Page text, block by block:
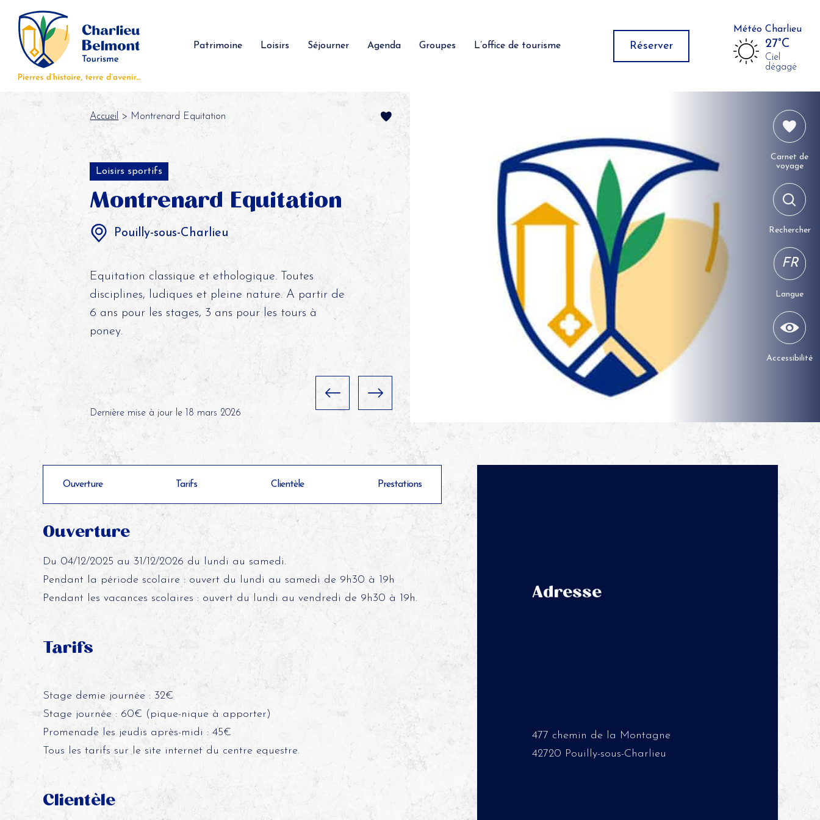
Patrimoine Loisirs Séjourner Agenda Groupes L’office de tourisme Réserver
Météo Charlieu
27°C
Ciel
dégagé
Carnet de
voyage
Rechercher
FR
Langue
Accessibilité
Accueil > Montrenard Equitation
Loisirs sportifs
Montrenard Equitation
Pouilly-sous-Charlieu
Equitation classique et ethologique. Toutes
disciplines, ludiques et pleine nature. A partir de
6 ans pour les stages, 3 ans pour les tours à
poney.
Dernière mise à jour le 18 mars 2026
Ouverture Tarifs Clientèle Prestations
Ouverture
Du 04/12/2025 au 31/12/2026 du lundi au samedi.
Pendant la période scolaire : ouvert du lundi au samedi de 9h30 à 19h
Pendant les vacances scolaires : ouvert du lundi au vendredi de 9h30 à 19h.
Tarifs
Stage demie journée : 32€
Stage journée : 60€ (pique-nique à apporter)
Promenade les jeudis après-midi : 45€
Tous les tarifs sur le site internet du centre equestre.
Clientèle
Adresse
477 chemin de la Montagne
42720 Pouilly-sous-Charlieu
Panneau de gestion des cookies